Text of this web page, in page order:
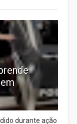
durante ação